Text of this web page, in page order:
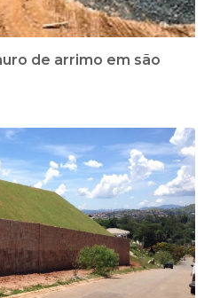
de arrimo em são